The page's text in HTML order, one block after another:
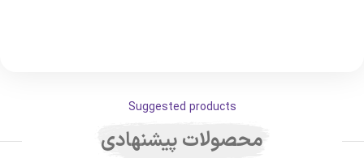
Suggested products
محصولات پیشنهادی